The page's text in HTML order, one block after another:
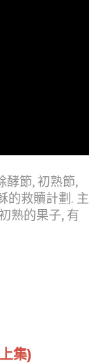
酵節, 初熟節,
的救贖計劃. 主
熟的果子, 有
集)